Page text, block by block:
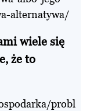
alternatywa/
wiele się
że to
probl